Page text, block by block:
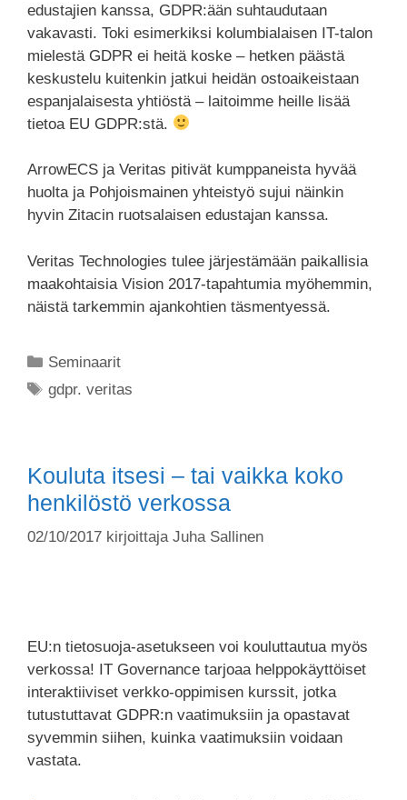
edustajien kanssa, GDPR:ään suhtaudutaan
vakavasti. Toki esimerkiksi kolumbialaisen IT-talon
mielestä GDPR ei heitä koske – hetken päästä
keskustelu kuitenkin jatkui heidän ostoaikeistaan
espanjalaisesta yhtiöstä – laitoimme heille lisää
tietoa EU GDPR:stä.
ArrowECS ja Veritas pitivät kumppaneista hyvää
huolta ja Pohjoismainen yhteistyö sujui näinkin
hyvin Zitacin ruotsalaisen edustajan kanssa.
Veritas Technologies tulee järjestämään paikallisia
maakohtaisia Vision 2017-tapahtumia myöhemmin,
näistä tarkemmin ajankohtien täsmentyessä.
Seminaarit
gdpr. veritas
Kouluta itsesi – tai vaikka koko
henkilöstö verkossa
02/10/2017 kirjoittaja Juha Sallinen
EU:n tietosuoja-asetukseen voi kouluttautua myös
verkossa! IT Governance tarjoaa helppokäyttöiset
interaktiiviset verkko-oppimisen kurssit, jotka
tutustuttavat GDPR:n vaatimuksiin ja opastavat
syvemmin siihen, kuinka vaatimuksiin voidaan
vastata.